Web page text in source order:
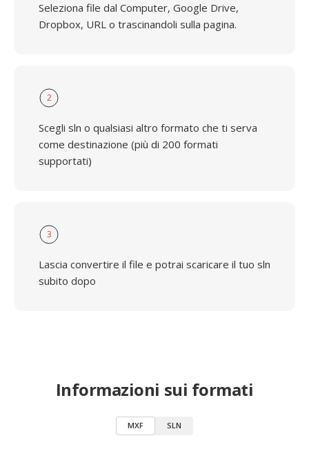
Seleziona file dal Computer, Google Drive,
Dropbox, URL o trascinandoli sulla pagina.
2
Scegli sln o qualsiasi altro formato che ti serva
come destinazione (più di 200 formati
supportati)
3
Lascia convertire il file e potrai scaricare il tuo sln
subito dopo
Informazioni sui formati
MXF SLN